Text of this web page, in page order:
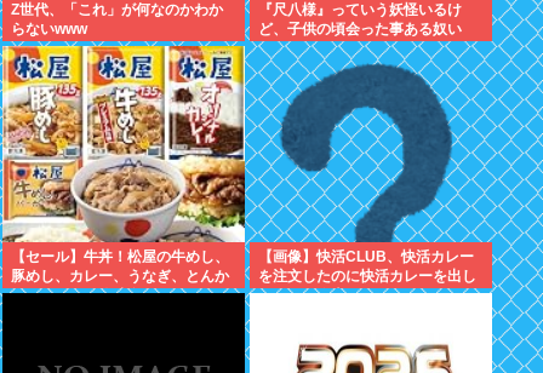
Z世代、「これ」が何なのかわか
らないwww
『尺八様』っていう妖怪いるけ
ど、子供の頃会った事ある奴い
る？？
【セール】牛丼！松屋の牛めし、
豚めし、カレー、うなぎ、とんか
つなどなどの冷凍食品がセール
【画像】快活CLUB、快活カレー
を注文したのに快活カレーを出し
てしまい炎上ｗｗｗ